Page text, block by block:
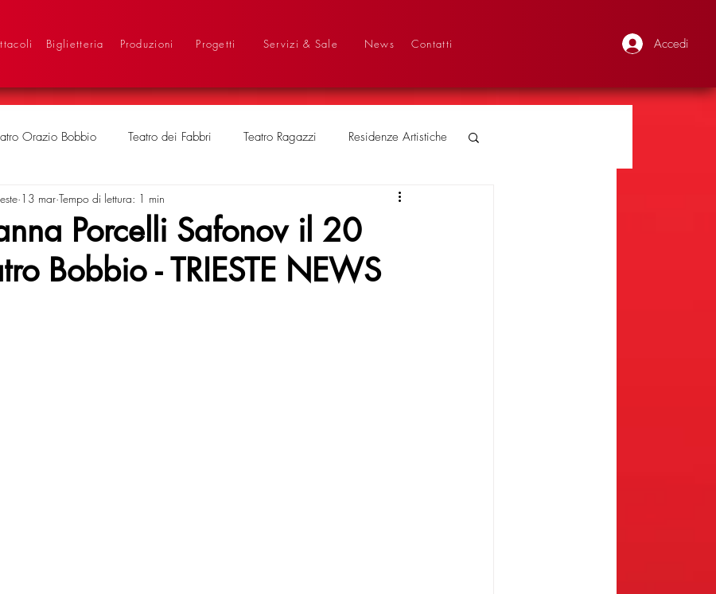
Accedi
Biglietteria Produzioni Progetti Servizi & Sale News Contatti
Orazio Bobbio Teatro dei Fabbri Teatro Ragazzi Residenze Artistiche
Porcelli Safonov il 20
Bobbio - TRIESTE NEWS
13 mar Tempo di lettura: 1 min